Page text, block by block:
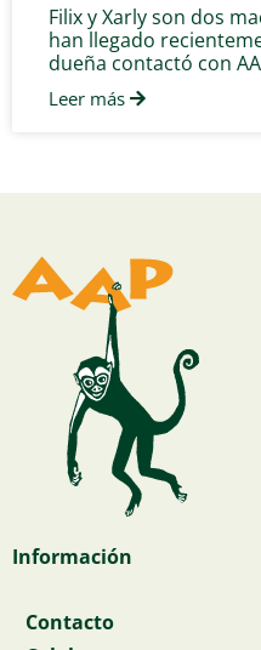
Filix y Xarly son dos
han llegado
dueña contactó con
Leer más
Información
Contacto